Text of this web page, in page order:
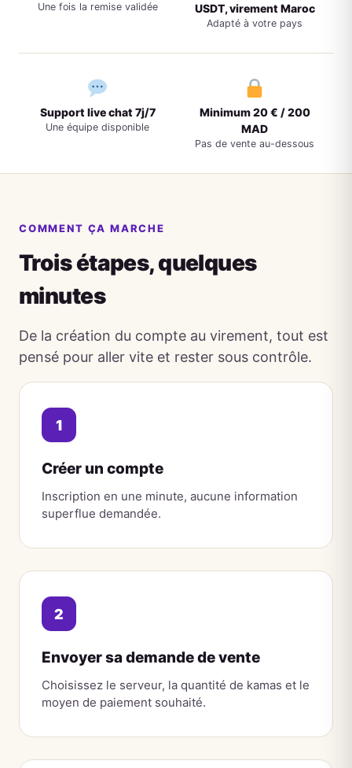
Une fois la remise validée
USDT, virement Maroc
Adapté à votre pays
Support live chat 7j/7
Une équipe disponible
Minimum 20 € / 200
MAD
Pas de vente au-dessous
COMMENT ÇA MARCHE
Trois étapes, quelques
minutes
De la création du compte au virement, tout est
pensé pour aller vite et rester sous contrôle.
1
Créer un compte
Inscription en une minute, aucune information
superflue demandée.
2
Envoyer sa demande de vente
Choisissez le serveur, la quantité de kamas et le
moyen de paiement souhaité.